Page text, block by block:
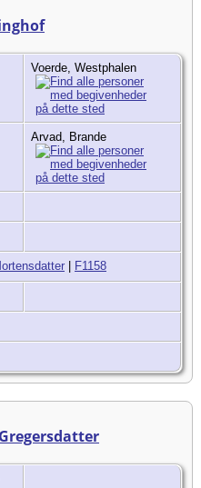
Voerde, Westphalen
Arvad, Brande
F1158